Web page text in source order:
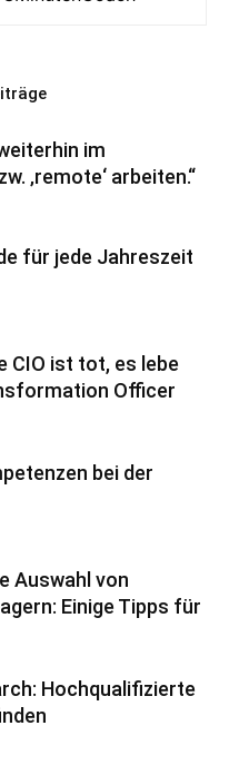
im
‚remote‘ arbeiten.“
für jede Jahreszeit
CIO ist tot, es lebe
Officer
bei der
Auswahl von
Einige Tipps für
Hochqualifizierte